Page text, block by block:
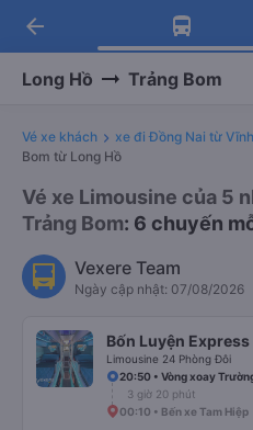
Tải app
Nhận ưu đãi
Tải app Vexere
-30k/ghế khi đặt
arrow_back
Long Hồ Trảng Bom
Vé xe khách xe đi Đồng Nai từ
Bom từ Long Hồ
Vé xe Limousine của 5
Trảng Bom: 6 chuyến
Vexere Team
Ngày cập nhật: 07/08/2026
Bốn Luyện Express
Limousine 24 Phòng Đôi
20:50 • Vòng xoay
3 giờ 20 phút
00:10 • Bến xe Tam Hiệp